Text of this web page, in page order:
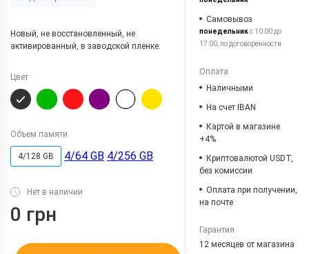
Новый, не восстановленный, не
активированный, в заводской пленке.
Цвет
Объем памяти
4/128 GB 4/64 GB 4/256 GB
Нет в наличии
0 грн
Самовывоз
понедельникс 10:00 до
17:00, по договоренности
Оплата
Наличными
На счет IBAN
Картой в магазине
+4%
Криптовалютой USDT,
без комиссии
Оплата при получении,
на почте
Гарантия
12 месяцев от магазина